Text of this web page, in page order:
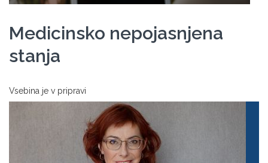
Medicinsko nepojasnjena
stanja
Vsebina je v pripravi